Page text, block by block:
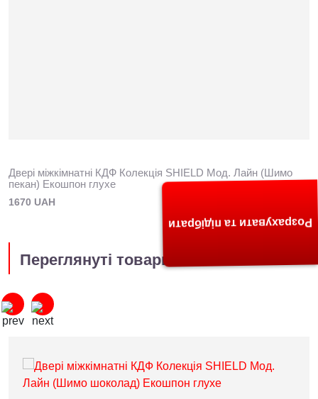
Двері міжкімнатні КДФ Колекція SHIELD Мод. Лайн (Шимо
пекан) Екошпон глухе
1670 UAH
Переглянуті товари
Розрахувати та підібрати